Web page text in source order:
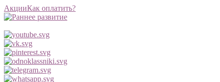
АкцииКак оплатить?